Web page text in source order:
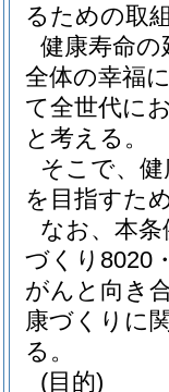
るための取
健康寿命
全体の幸福
て全世代に
と考える。
そこで、
を目指すた
なお、本
づくり8020
がんと向き
康づくりに
る。
(目的)